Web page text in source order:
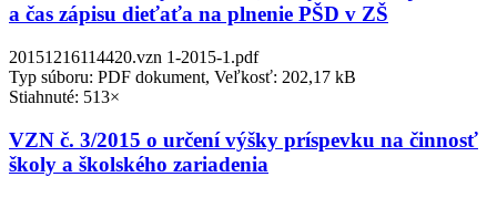
a čas zápisu dieťaťa na plnenie PŠD v ZŠ
20151216114420.vzn 1-2015-1.pdf
Typ súboru: PDF dokument, Veľkosť: 202,17 kB
Stiahnuté: 513×
VZN č. 3/2015 o určení výšky príspevku na činnosť
školy a školského zariadenia